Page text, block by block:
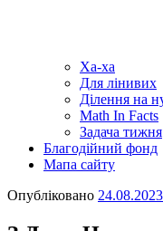
Ха-ха
Для лінивих
Ділення на
Math In Facts
Задача тижня
Благодійний фонд
Мапа сайту
Опубліковано 24.08.2023